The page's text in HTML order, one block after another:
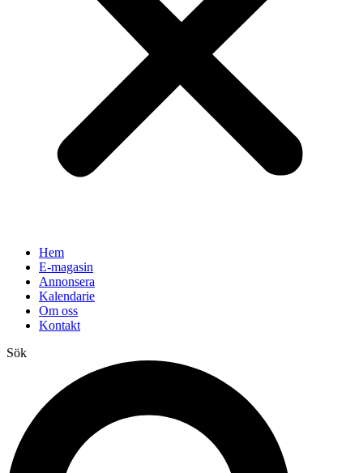
Hem
E-magasin
Annonsera
Kalendarie
Om oss
Kontakt
Sök